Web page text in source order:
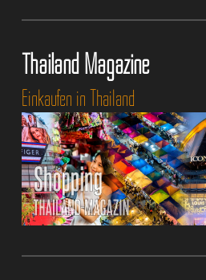
Thailand Magazine
Einkaufen in Thailand